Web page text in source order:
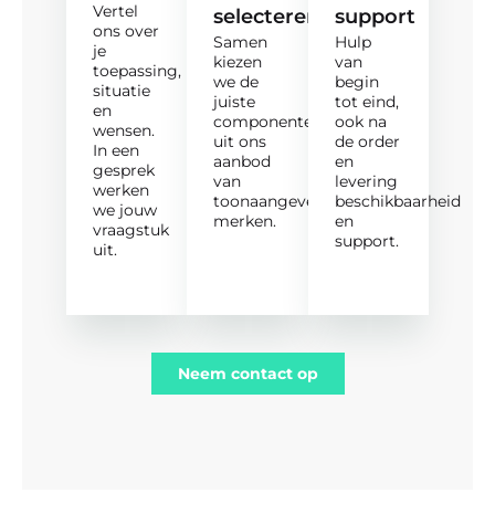
Vertel
ons over
je
toepassing,
situatie
en
wensen.
In een
gesprek
werken
we jouw
vraagstuk
uit.
selecteren
Samen
kiezen
we de
juiste
componenten
uit ons
aanbod
van
toonaangevende
merken.
support
Hulp
van
begin
tot eind,
ook na
de order
en
levering
beschikbaarheid
en
support.
Neem contact op